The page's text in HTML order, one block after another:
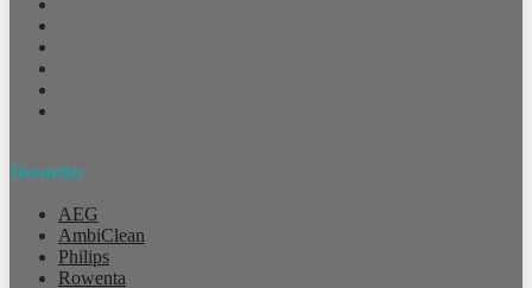
Hersteller
AEG
AmbiClean
Philips
Rowenta